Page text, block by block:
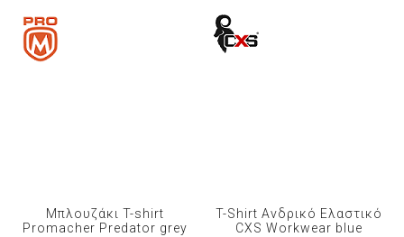
Μπλουζάκι T-shirt
Promacher Predator grey
T-Shirt Ανδρικό Ελαστικό
CXS Workwear blue